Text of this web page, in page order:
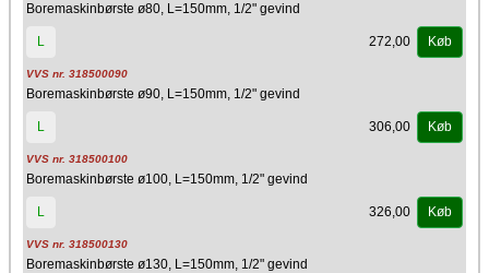
Boremaskinbørste ø80, L=150mm, 1/2" gevind
L 272,00 Køb
VVS nr. 318500090
Boremaskinbørste ø90, L=150mm, 1/2" gevind
L 306,00 Køb
VVS nr. 318500100
Boremaskinbørste ø100, L=150mm, 1/2" gevind
L 326,00 Køb
VVS nr. 318500130
Boremaskinbørste ø130, L=150mm, 1/2" gevind